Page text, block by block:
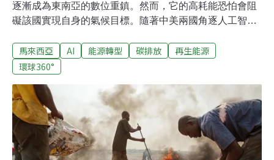
逐漸成為東南亞的數位重鎮。然而，它的高耗能恐怕會阻
礙該國實現自身的氣候目標。隨著中美兩國角逐人工智慧
現。從位元組跳動、阿里巴巴，到Google、微軟，中美兩
國的科技巨頭紛紛將視線投向與新加坡隔海相望的馬來西
為了大型資料中心園區的聚集之地。自2023年以來，馬來
西亞已宣佈在資料中心領域投資990億令吉（約234億美
元，其中大部分用於人工智慧相關設施建設），短期內還
將追加1490億令吉（約352億美元）。相較於土地資源有
限的新加坡，馬來西亞憑藉其廉價的電力和勞動力、以及
馬來西亞 AI 能源轉型 碳排放
再生能源
環球360°